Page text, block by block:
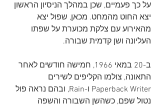
על כך פעמיים, שכן במהלך הניסיון הראשון
יצא החוט מהמחט. מכאן, שפול יצא
מהאירוע עם צלקת מכוערת על שפתו
העליונה ושן קדמית שבורה.
ב-20 במאי 1966, חמישה חודשים לאחר
התאונה, צולמו הקליפים לשירים
Paperback Writer ו-Rain, ובהם נראה פול
נטול שפם, כשהשן השבורה והשפה